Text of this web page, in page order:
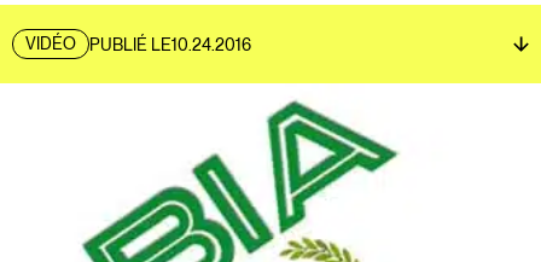
VIDÉO PUBLIÉ LE10.24.2016